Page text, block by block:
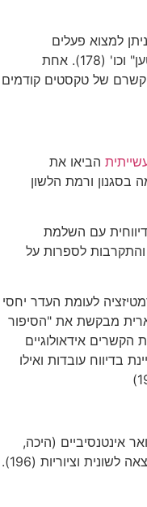
למצוא פעלים
מודאליים רבים כמו "הדגיש", "הכריז", "טען" וכו' (178). אחת
של טקסטים קודמים
הביאו את
ורמת הלשון
עם השלמת
לספרות על
לעומת העדר יחסי
מבקשת את "הסיפור
אידאולוגיים
בדיווח עובדות ואילו
אינטנסיביים (היכה,
וציוריות (196).